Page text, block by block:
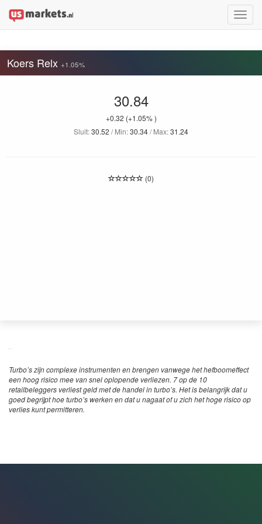
Toggle
Koers Relx +1.05%
30.84
+0.32 (+1.05% )
Sluit:30.52 / Min:30.34/ Max:31.24
(0)
Turbo’s zijn complexe instrumenten en brengen vanwege het hefboomeffect
een hoog risico mee van snel oplopende verliezen. 7 op de 10
retailbeleggers verliest geld met de handel in turbo’s. Het is belangrijk dat u
goed begrijpt hoe turbo’s werken en dat u nagaat of u zich het hoge risico op
verlies kunt permitteren.